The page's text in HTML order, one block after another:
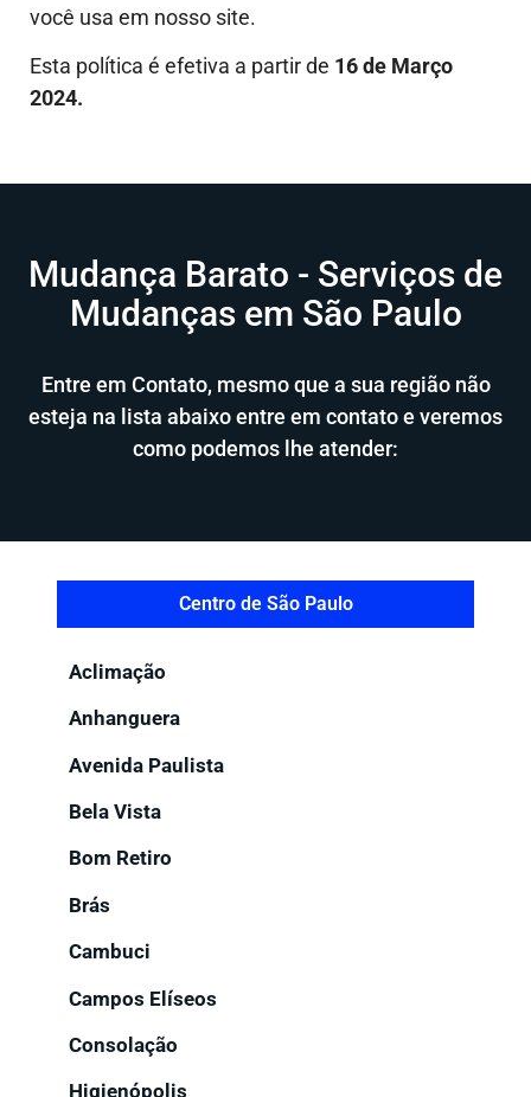
você usa em nosso site.
Esta política é efetiva a partir de 16 de Março
2024.
Mudança Barato - Serviços de
Mudanças em São Paulo
Entre em Contato, mesmo que a sua região não
esteja na lista abaixo entre em contato e veremos
como podemos lhe atender:
Centro de São Paulo
Aclimação
Anhanguera
Avenida Paulista
Bela Vista
Bom Retiro
Brás
Cambuci
Campos Elíseos
Consolação
Higienópolis